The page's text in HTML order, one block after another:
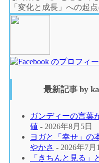
「変化と成長」への起
最新記事 by
ガンディーの言葉
値 - 2026年8月5日
ヨガと「幸せ」の
やかさ - 2026年7月
「きちんと見る」